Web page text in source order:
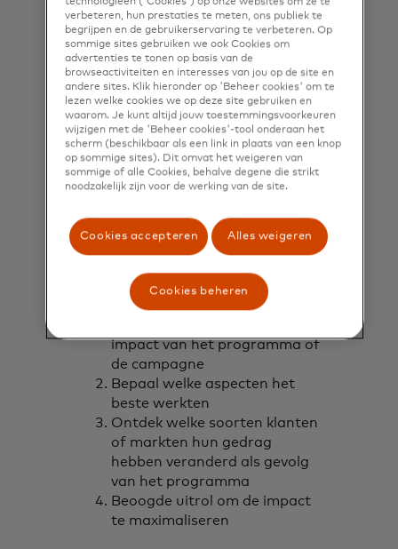
Experimenten zonder een duidelijk
doel of experimenten die niet op de
juiste manier worden uitgevoerd,
kunnen ongeldige en misleidende
resultaten opleveren. Als het goed
en met de juiste analyses wordt
uitgevoerd, is
bedrijfsexperimenteren een
iteratieve aanpak die leidt tot
duidelijke metingen en op gegevens
prestaties in alle delen van een
bedrijf kunnen verbeteren.
De experimenteeraanpak is
eenvoudig:
impact van het programma of
de campagne
Bepaal welke aspecten het
beste werkten
Ontdek welke soorten klanten
of markten hun gedrag
hebben veranderd als gevolg
van het programma
Beoogde uitrol om de impact
te maximaliseren
verbeteren, hun prestaties te meten, ons publiek te
begrijpen en de gebruikerservaring te verbeteren. Op
sommige sites gebruiken we ook Cookies om
advertenties te tonen op basis van de
browseactiviteiten en interesses van jou op de site en
andere sites. Klik hieronder op 'Beheer cookies' om te
lezen welke cookies we op deze site gebruiken en
waarom. Je kunt altijd jouw toestemmingsvoorkeuren
wijzigen met de 'Beheer cookies'-tool onderaan het
scherm (beschikbaar als een link in plaats van een knop
op sommige sites). Dit omvat het weigeren van
sommige of alle Cookies, behalve degene die strikt
noodzakelijk zijn voor de werking van de site.
Cookies accepteren Alles weigeren
Cookies beheren